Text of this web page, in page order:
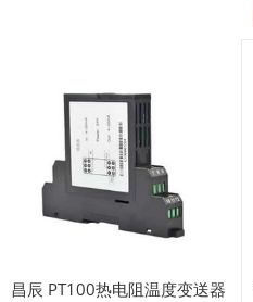
昌辰 PT100热电阻温度变送器